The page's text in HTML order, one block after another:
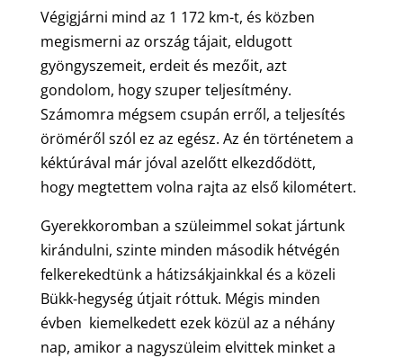
Végigjárni mind az 1 172 km-t, és közben
megismerni az ország tájait, eldugott
gyöngyszemeit, erdeit és mezőit, azt
gondolom, hogy szuper teljesítmény.
Számomra mégsem csupán erről, a teljesítés
öröméről szól ez az egész. Az én történetem a
kéktúrával már jóval azelőtt elkezdődött,
hogy megtettem volna rajta az első kilométert.
Gyerekkoromban a szüleimmel sokat jártunk
kirándulni, szinte minden második hétvégén
felkerekedtünk a hátizsákjainkkal és a közeli
Bükk-hegység útjait róttuk. Mégis minden
évben kiemelkedett ezek közül az a néhány
nap, amikor a nagyszüleim elvittek minket a